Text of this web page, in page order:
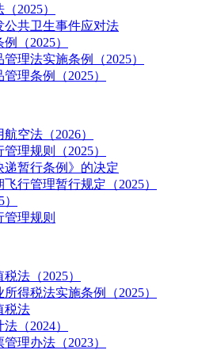
2025）
公共卫生事件应对法
（2025）
理法实施条例（2025）
理条例（2025）
空法（2026）
理规则（2025）
递暂行条例》的决定
行管理暂行规定（2025）
理规则
法（2025）
得税法实施条例（2025）
税法
（2024）
理办法（2023）